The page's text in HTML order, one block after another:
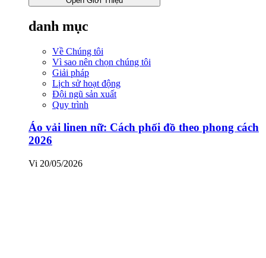
danh mục
Về Chúng tôi
Vì sao nên chọn chúng tôi
Giải pháp
Lịch sử hoạt động
Đội ngũ sản xuất
Quy trình
Áo vải linen nữ: Cách phối đồ theo phong cách
2026
Vi 20/05/2026